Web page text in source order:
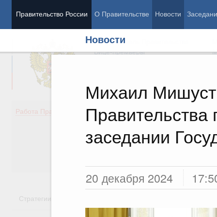
Правительство России О Правительстве Новости
Новости
Михаил
Правительства
заседании
20 декабря 2024
Председатель Правительства
Вице-премьеры
Работа Правительства
Демография
Здоровье
Культура
Стратегии